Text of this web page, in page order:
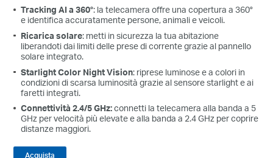
Tracking AI a 360°: la telecamera offre una copertura a 360°
e identifica accuratamente persone, animali e veicoli.
Ricarica solare: metti in sicurezza la tua abitazione
liberandoti dai limiti delle prese di corrente grazie al pannello
solare integrato.
Starlight Color Night Vision: riprese luminose e a colori in
condizioni di scarsa luminosità grazie al sensore starlight e ai
faretti integrati.
Connettività 2.4/5 GHz:connetti la telecamera alla banda a 5
GHz per velocità più elevate e alla banda a 2.4 GHz per coprire
distanze maggiori.
Acquista